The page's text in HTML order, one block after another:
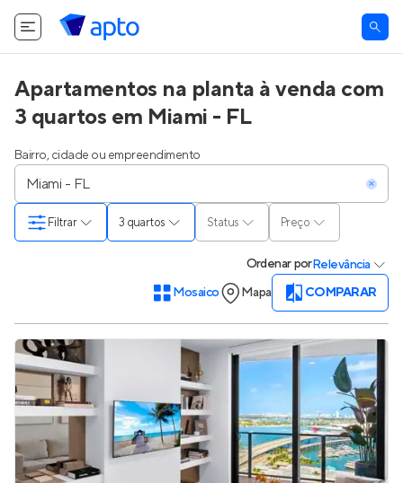
Apartamentos na planta à venda com
3 quartos em Miami - FL
Bairro, cidade ou empreendimento
3 quartos Status Preço
Filtrar
OrdenarporRelevância
Mosaico
Mapa COMPARAR